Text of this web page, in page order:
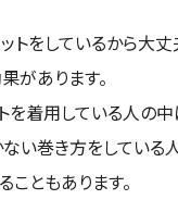
トをしているから大丈
があります。
を着用している人の中
い巻き方をしている
ともあります。